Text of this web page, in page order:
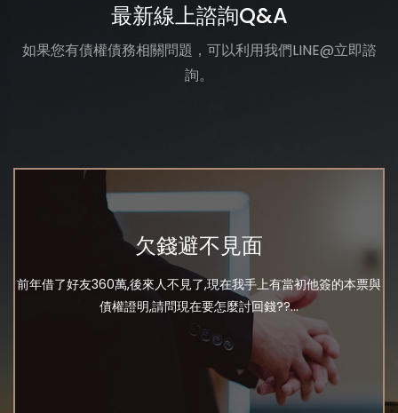
最新線上諮詢Q&A
如果您有債權債務相關問題，可以利用我們LINE@立即諮
詢。
欠錢避不見面
前年借了好友360萬,後來人不見了,現在我手上有當初他簽的本票與
債權證明,請問現在要怎麼討回錢??...